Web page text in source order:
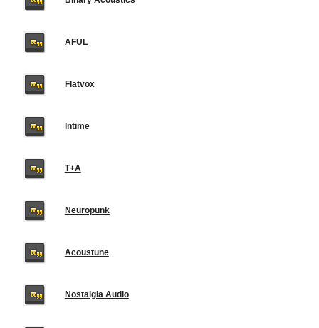
AFUL
Flatvox
Intime
T+A
Neuropunk
Acoustune
Nostalgia Audio